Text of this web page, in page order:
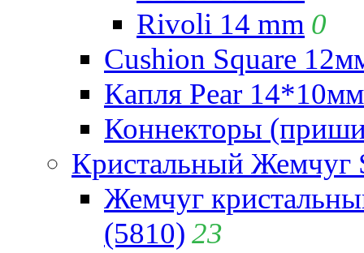
Rivoli 14 mm 0
Cushion Square
Капля Pear
Коннекторы
Кристальный Жемчуг
Жемчуг
(5810) 23